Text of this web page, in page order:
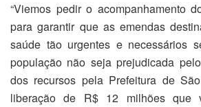
“Viemos pedir o acompanhamento
para garantir que as emendas
saúde tão urgentes e necessários
população não seja prejudicada
dos recursos pela Prefeitura de
liberação de R$ 12 milhões que